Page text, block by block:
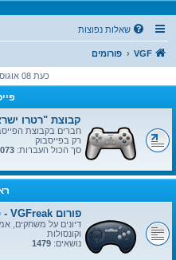
שאלות נפוצות
VGF פורומים
כעת 08 אוגוסט 2026, 10:09
קבוצת "רטרו
חברים בקבוצת
רק בפייסבוק
סך הכול העברות:
פורום VGFreak - כללי
דיונים על משחקים,
וקונסולות
נושאים: 1479